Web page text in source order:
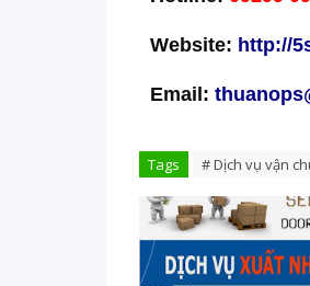
Website: http://
Email:
Tags # Dịch vụ vận